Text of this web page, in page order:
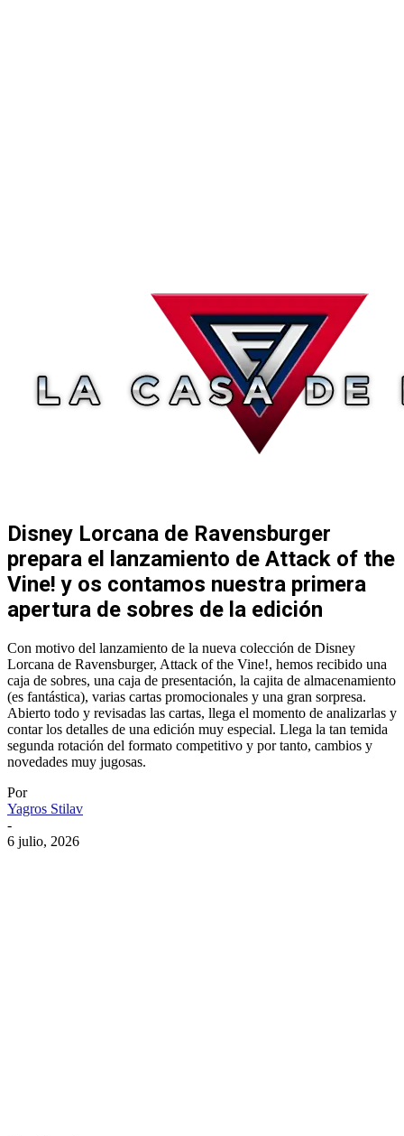
Disney Lorcana de Ravensburger
prepara el lanzamiento de Attack of the
Vine! y os contamos nuestra primera
apertura de sobres de la edición
Con motivo del lanzamiento de la nueva colección de Disney
Lorcana de Ravensburger, Attack of the Vine!, hemos recibido una
caja de sobres, una caja de presentación, la cajita de almacenamiento
(es fantástica), varias cartas promocionales y una gran sorpresa.
Abierto todo y revisadas las cartas, llega el momento de analizarlas y
contar los detalles de una edición muy especial. Llega la tan temida
segunda rotación del formato competitivo y por tanto, cambios y
novedades muy jugosas.
Por
Yagros Stilav
-
6 julio, 2026